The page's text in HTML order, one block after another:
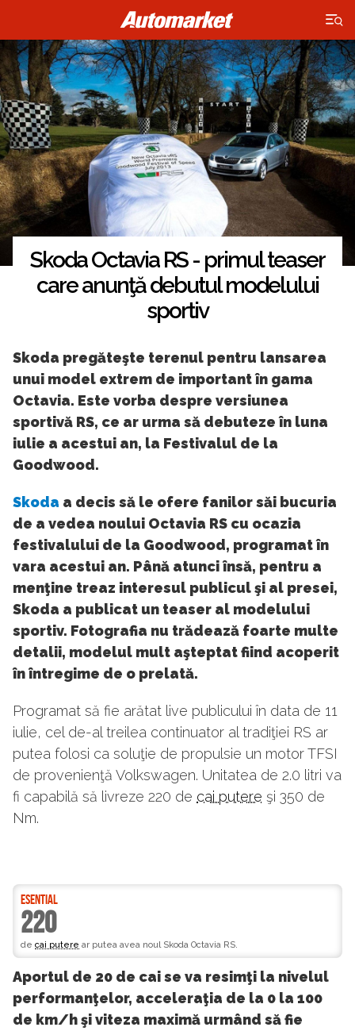
×
Skoda Octavia RS - primul teaser
care anunţă debutul modelului
sportiv
Skoda pregăteşte terenul pentru lansarea
unui model extrem de important în gama
Octavia. Este vorba despre versiunea
sportivă RS, ce ar urma să debuteze în luna
iulie a acestui an, la Festivalul de la
Goodwood.
Skoda a decis să le ofere fanilor săi bucuria
de a vedea noului Octavia RS cu ocazia
festivalului de la Goodwood, programat în
vara acestui an. Până atunci însă, pentru a
menţine treaz interesul publicul şi al presei,
Skoda a publicat un teaser al modelului
sportiv. Fotografia nu trădează foarte multe
detalii, modelul mult aşteptat fiind acoperit
în întregime de o prelată.
Programat să fie arătat live publicului în data de 11
iulie, cel de-al treilea continuator al tradiţiei RS ar
putea folosi ca soluţie de propulsie un motor TFSI
de provenienţă Volkswagen. Unitatea de 2.0 litri va
fi capabilă să livreze 220 de cai putere şi 350 de
Nm.
ESENTIAL
220
de cai putere ar putea avea noul Skoda Octavia RS.
Aportul de 20 de cai se va resimţi la nivelul
performanţelor, acceleraţia de la 0 la 100
de km/h şi viteza maximă urmând să fie